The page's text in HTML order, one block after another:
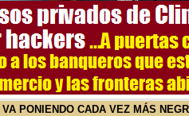
PONIENDO CADA VEZ MÁS